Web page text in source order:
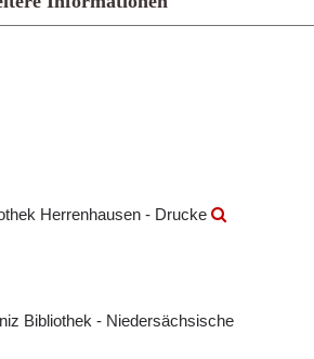
Herrenhausen - Drucke
Bibliothek - Niedersächsische